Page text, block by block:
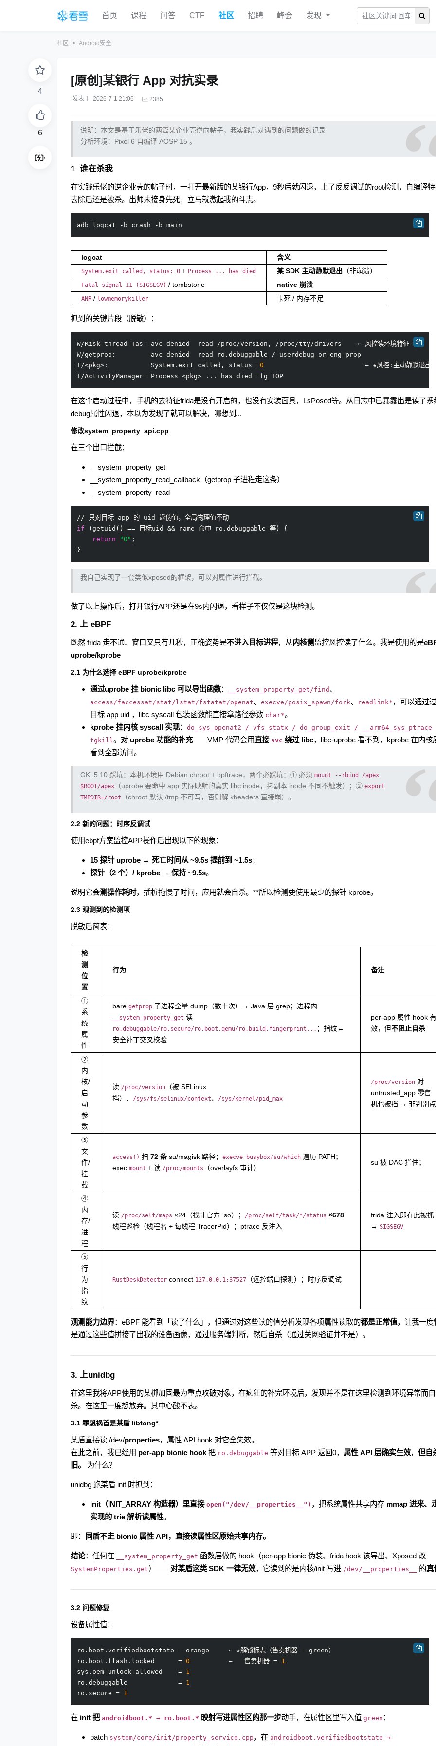
首页 课程 问答 CTF 社区 招聘 峰会 发现
社区 Android安全
4
6
[原创]某银行 App 对抗实录
发表于: 2026-7-1 21:06 2385
说明：本文是基于乐佬的两篇某企业壳逆向帖子，我实践后对遇到的问题做的记录
分析环境：Pixel 6 自编译 AOSP 15 。
1. 谁在杀我
在实践乐佬的逆企业壳的帖子时，一打开最新版的某银行App，9秒后就闪退，上了反反调试的root检测，自编译
去除后还是被杀。出师未接身先死，立马就激起我的斗志。
logcat 含义
System.exit called, status: 0 + Process ... has died 某 SDK 主动静默退出 （非崩溃）
Fatal signal 11 (SIGSEGV) / tombstone native 崩溃
ANR / lowmemorykiller 卡死 / 内存不足
抓到的关键片段（脱敏）：
W/Risk-thread-Tas: avc denied  read /proc/version, /proc/tty/drivers    ← 风控读环境特征
W/getprop:         avc denied  read ro.debuggable / userdebug_or_eng_prop
I/<pkg>:           System.exit called, status: 0
                          ← ★风控:主动静默退出
在这个启动过程中，手机的去特征frida是没有开启的，也没有安装面具，LsPosed等。从日志中已暴露出是读了系
debug属性闪退，本以为发现了就可以解决，哪想到...
修改system_property_api.cpp
在三个出口拦截：
__system_property_get
__system_property_read_callback（getprop 子进程走这条）
__system_property_read
if (getuid() == 目标uid && name 命中 ro.debuggable 等) {
return
"0" ;
我自己实现了一套类似xposed的框架，可以对属性进行拦截。
做了以上操作后，打开银行APP还是在9s内闪退，看样子不仅仅是这块检测。
2. 上 eBPF
既然 frida 走不通、窗口又只有几秒，正确姿势是不进入目标进程，从内核侧监控风控读了什么。我是使用的是
uprobe/kprobe
2.1 为什么选择 eBPF uprobe/kprobe
通过uprobe 挂 bionic libc 可以导出函数： __system_property_get/find、
access/faccessat/stat/lstat/fstatat/openat、 execve/posix_spawn/fork、 readlink*，可以通过
目标 app uid ，libc syscall 包装函数能直接拿路径参数 char*。
kprobe 挂内核 syscall 实现： do_sys_openat2 / vfs_statx / do_group_exit /
tgkill。 对 uprobe 功能的补充——VMP 代码会用直接 svc 绕过 libc，libc-uprobe 看不到，kprobe 在内核
看到全部访问。
GKI 5.10 踩坑：本机环境用 Debian chroot + bpftrace，两个必踩坑：① 必须 mount --rbind /apex
$ROOT/apex （uprobe 要命中 app 实际映射的真实 libc inode，拷副本 inode 不同不触发）；② export
TMPDIR=/root
（chroot 默认 /tmp 不可写，否则解 kheaders 直接崩）。
2.2 新的问题：时序反调试
使用ebpf方案监控APP操作后出现以下的现象：
15 探针 uprobe → 死亡时间从 ~9.5s 提前到 ~1.5s；
探针（2 个）/ kprobe → 保持 ~9.5s。
说明它会测操作耗时，插桩拖慢了时间，应用就会自杀。**所以检测要使用最少的探针 kprobe。
2.3 观测到的检测项
脱敏后简表：
检
测
位
置
行为 备注
①
系
统
属
性
bare getprop 子进程全量 dump（数十次）→ Java 层 grep；进程内
__system_property_get 读
ro.debuggable/ro.secure/ro.boot.qemu/ro.build.fingerprint... ；指纹↔
安全补丁交叉校验
per-app 属性 hook 有
效，但不阻止自杀
②
内
核/
启
动
参
数
读 /proc/version （被 SELinux
挡）、
/sys/fs/selinux/context、 /sys/kernel/pid_max
/proc/version 对
untrusted_app 零售
机也被挡 → 非判别点
③
文
件/
挂
载
access() 扫 72 条 su/magisk 路径； execve busybox/su/which 遍历 PATH；
exec mount + 读 /proc/mounts （overlayfs 审计）
su 被 DAC 拦住；
④
内
存/
进
程
读 /proc/self/maps ×24（找非官方 .so）； /proc/self/task/*/status ×678
线程巡检（线程名 + 每线程 TracerPid）；ptrace 反注入
frida 注入即在此被抓
→ SIGSEGV
⑤
行
为
指
纹
RustDeskDetector connect 127.0.0.1:37527 （远控端口探测）；时序反调试
观测能力边界：eBPF 能看到「读了什么」，但通过对这些读的值分析发现各项属性读取的都是正常值，让我一度
是通过这些值拼接了出我的设备画像，通过服务端判断，然后自杀（通过关网验证并不是）。
3. 上unidbg
在这里我将APP使用的某梆加固最为重点攻破对象，在疯狂的补完环境后，发现并不是在这里检测到环境异常而自
杀。在这里一度想放弃。其中心酸不表。
3.1 罪魁祸首是某盾 libtong*
某盾直接读 /dev/properties，属性 API hook 对它全失效。
在此之前，我已经用 per-app bionic hook 把 ro.debuggable 等对目标 APP 返回0， 属性 API 层确实生效， 但自
旧。
为什么？
unidbg 跑某盾 init 时抓到：
init（INIT_ARRAY 构造器）里直接open("/dev/__properties__") ，把系统属性共享内存 mmap 进来、
实现的 trie 解析读属性。
即： 同盾不走 bionic 属性 API，直接读属性区原始共享内存。
结论：任何在 __system_property_get 函数层做的 hook（per-app bionic 伪装、frida hook 该导出、Xposed 改
SystemProperties.get）——对某盾这类 SDK 一律无效，它读到的是内核/init 写进 /dev/__properties__ 的真
3.2 问题修复
设备属性值：
ro.boot.verifiedbootstate = orange     ← ★解锁标志（售卖机器 = green）
ro.boot.flash.locked      = 0
          ←   售卖机器 =
1
sys.oem_unlock_allowed    = 1
ro.debuggable             = 1
ro.secure = 1
在 init 把androidboot.* → ro.boot.* 映射写进属性区的那一步动手，在属性区里写入值 green：
patch system/core/init/property_service.cpp，在 androidboot.verifiedbootstate →